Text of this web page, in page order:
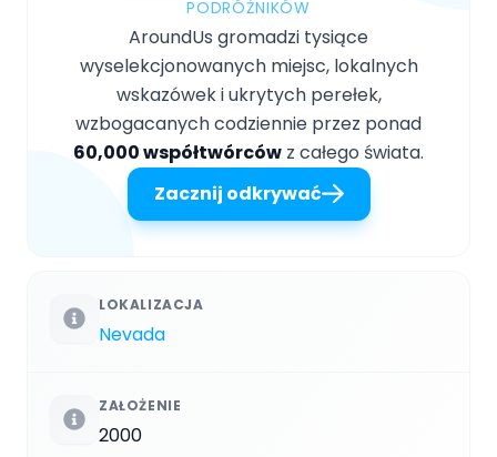
PODRÓŻNIKÓW
AroundUs gromadzi tysiące
wyselekcjonowanych miejsc, lokalnych
wskazówek i ukrytych perełek,
wzbogacanych codziennie przez ponad
60,000 współtwórców z całego świata.
Zacznij odkrywać
LOKALIZACJA
Nevada
ZAŁOŻENIE
2000